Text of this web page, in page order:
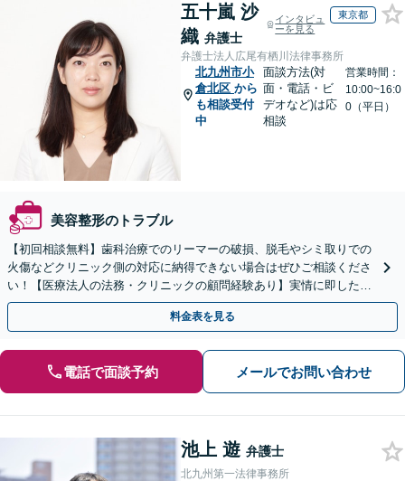
五十嵐 沙
織 弁護士
インタビュ
ーを見る
東京都
弁護士法人広尾有栖川法律事務所
北九州市小
倉北区 から
も相談受付
中
面談方法(対
面・電話・ビ
デオなど)は応
相談
営業時間：
10:00~16:0
0（平日）
美容整形のトラブル
【初回相談無料】歯科治療でのリーマーの破損、脱毛やシミ取りでの
火傷などクリニック側の対応に納得できない場合はぜひご相談くださ
い！【医療法人の法務・クリニックの顧問経験あり】実情に即したア
ドバイスで、納得のできるトラブルの解決を目指します。
料金表を見る
電話で面談予約 メールでお問い合わせ
池上 遊 弁護士
北九州第一法律事務所